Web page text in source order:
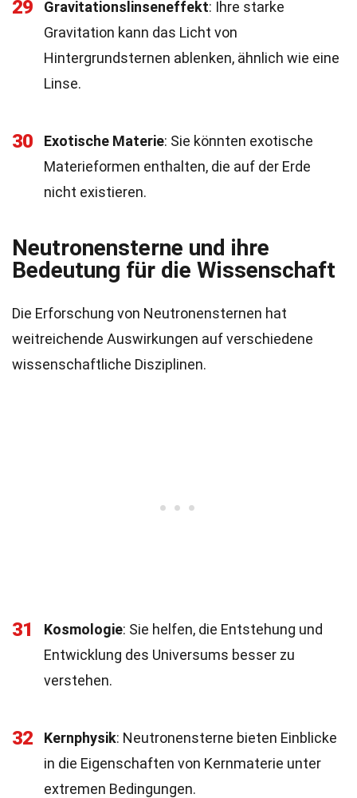
29 Gravitationslinseneffekt: Ihre starke
Gravitation kann das Licht von
Hintergrundsternen ablenken, ähnlich wie eine
Linse.
30 Exotische Materie: Sie könnten exotische
Materieformen enthalten, die auf der Erde
nicht existieren.
Neutronensterne und ihre
Bedeutung für die Wissenschaft
Die Erforschung von Neutronensternen hat
weitreichende Auswirkungen auf verschiedene
wissenschaftliche Disziplinen.
31 Kosmologie: Sie helfen, die Entstehung und
Entwicklung des Universums besser zu
verstehen.
32 Kernphysik: Neutronensterne bieten Einblicke
in die Eigenschaften von Kernmaterie unter
extremen Bedingungen.